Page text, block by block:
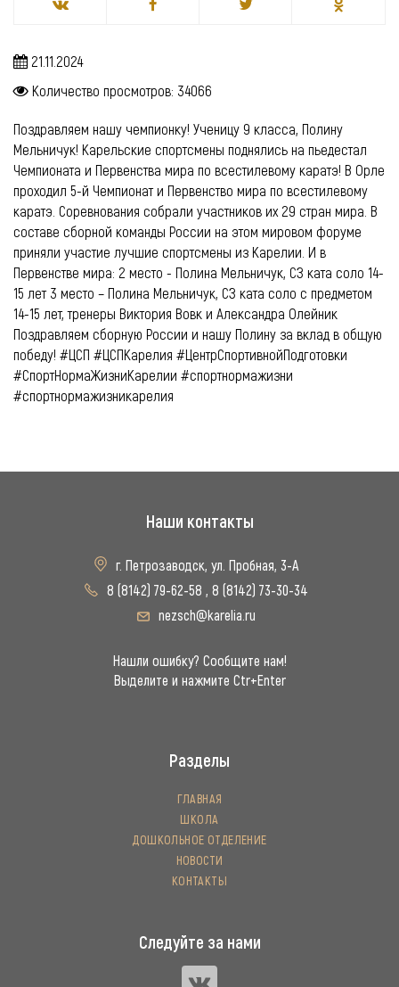
21.11.2024
Количество просмотров: 34066
Поздравляем нашу чемпионку! Ученицу 9 класса, Полину
Мельничук! Карельские спортсмены поднялись на пьедестал
Чемпионата и Первенства мира по всестилевому каратэ! В Орле
проходил 5-й Чемпионат и Первенство мира по всестилевому
каратэ. Соревнования собрали участников их 29 стран мира. В
составе сборной команды России на этом мировом форуме
приняли участие лучшие спортсмены из Карелии. И в
Первенстве мира: 2 место - Полина Мельничук, СЗ ката соло 14-
15 лет 3 место – Полина Мельничук, СЗ ката соло с предметом
14-15 лет, тренеры Виктория Вовк и Александра Олейник
Поздравляем сборную России и нашу Полину за вклад в общую
победу! #ЦСП #ЦСПКарелия #ЦентрСпортивнойПодготовки
#СпортНормаЖизниКарелии #спортнормажизни
#спортнормажизникарелия
Наши контакты
г. Петрозаводск, ул. Пробная, 3-А
8 (8142) 79-62-58 , 8 (8142) 73-30-34
nezsch@karelia.ru
Нашли ошибку? Сообщите нам!
Выделите и нажмите Ctr+Enter
Разделы
ГЛАВНАЯ
ШКОЛА
ДОШКОЛЬНОЕ ОТДЕЛЕНИЕ
НОВОСТИ
КОНТАКТЫ
Следуйте за нами